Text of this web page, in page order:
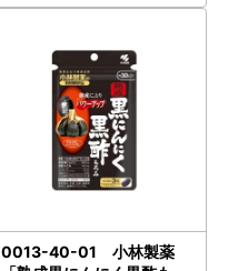
0013-40-01 小林製薬